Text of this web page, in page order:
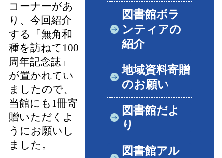
コーナーがあ
り、今回紹介
する「無角和
種を訪ねて100
周年記念誌」
が置かれてい
ましたので、
当館にも1冊寄
贈いただくよ
うにお願いし
ました。
図書館ボラ
ンティアの
紹介
地域資料寄贈
のお願い
図書館だよ
り
図書館アル